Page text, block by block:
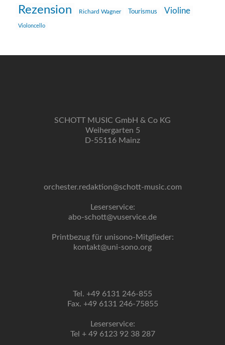
Rezension Richard Wagner Tourismus Violine
Violoncello
SCHOTT MUSIC GmbH & Co KG
Weihergarten 5
D-55116 Mainz
orchester.redaktion@schott-music.com
Leserservice:
abo-schott@vuservice.de
Printbezug für unisono-Mitglieder:
kontakt@uni-sono.org
Tel. +49 6131 246-855
Fax. +49 6131 246-75855
Leserservice:
Tel + 49 6123 92 38 287